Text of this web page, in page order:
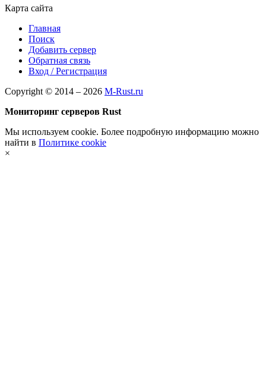
Карта сайта
Главная
Поиск
Добавить сервер
Обратная связь
Вход / Регистрация
Copyright © 2014 – 2026 M-Rust.ru
Мониторинг серверов Rust
Мы используем cookie. Более подробную информацию можно
найти в Политике cookie
×